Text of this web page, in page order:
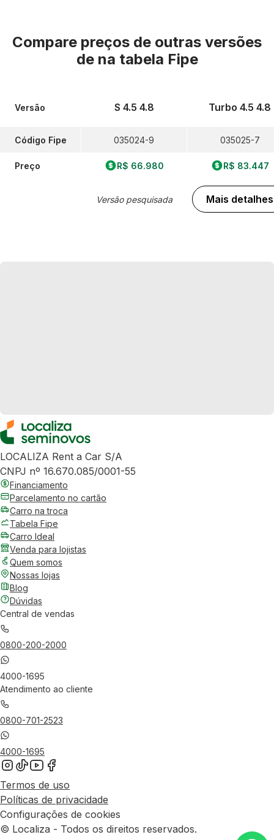
Compare preços de outras versões
de na tabela Fipe
Versão
Código Fipe
Preço
S 4.5 4.8
035024-9
R$ 66.980
Versão pesquisada
Turbo 4.5 4.8
035025-7
R$ 83.447
Mais detalhes
LOCALIZA Rent a Car S/A
CNPJ nº 16.670.085/0001-55
Financiamento
Parcelamento no cartão
Carro na troca
Tabela Fipe
Carro Ideal
Venda para lojistas
Quem somos
Nossas lojas
Blog
Dúvidas
Central de vendas
0800-200-2000
4000-1695
Atendimento ao cliente
0800-701-2523
4000-1695
Termos de uso
Políticas de privacidade
Configurações de cookies
© Localiza - Todos os direitos reservados.